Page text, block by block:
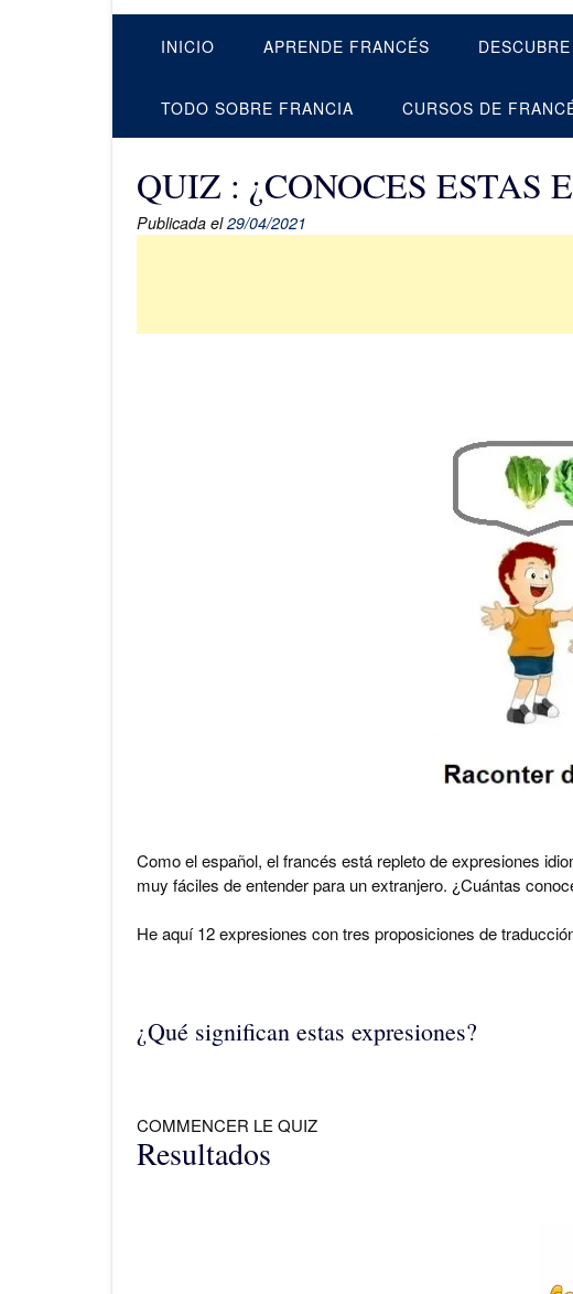
INICIO APRENDE FRANCÉS
TODO SOBRE FRANCIA CURSOS DE
QUIZ : ¿CONOCES ESTAS
Publicada el29/04/2021
Como el español, el francés está repleto de expresiones
muy fáciles de entender para un extranjero. ¿Cuántas
He aquí 12 expresiones con tres proposiciones de
¿Qué significan estas expresiones?
COMMENCER LE QUIZ
Resultados